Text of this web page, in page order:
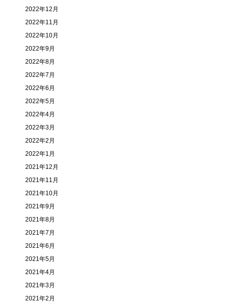
2022年12月
2022年11月
2022年10月
2022年9月
2022年8月
2022年7月
2022年6月
2022年5月
2022年4月
2022年3月
2022年2月
2022年1月
2021年12月
2021年11月
2021年10月
2021年9月
2021年8月
2021年7月
2021年6月
2021年5月
2021年4月
2021年3月
2021年2月